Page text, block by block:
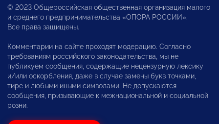
© 2023 Общероссийская общественная организация малого
и среднего предпринимательства «ОПОРА РОССИИ».
Все права защищены.
Комментарии на сайте проходят модерацию. Согласно
требованиям российского законодательства, мы не
публикуем сообщения, содержащие нецензурную лексику
и/или оскорбления, даже в случае замены букв точками,
тире и любыми иными символами. Не допускаются
сообщения, призывающие к межнациональной и социальной
розни.